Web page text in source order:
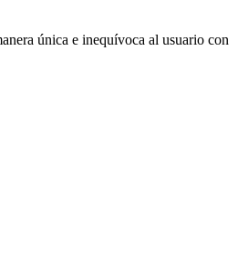
única e inequívoca al usuario con